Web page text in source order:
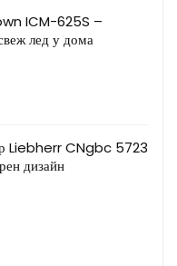
ICM-625S –
лед у дома
Liebherr CNgbc 5723
дизайн